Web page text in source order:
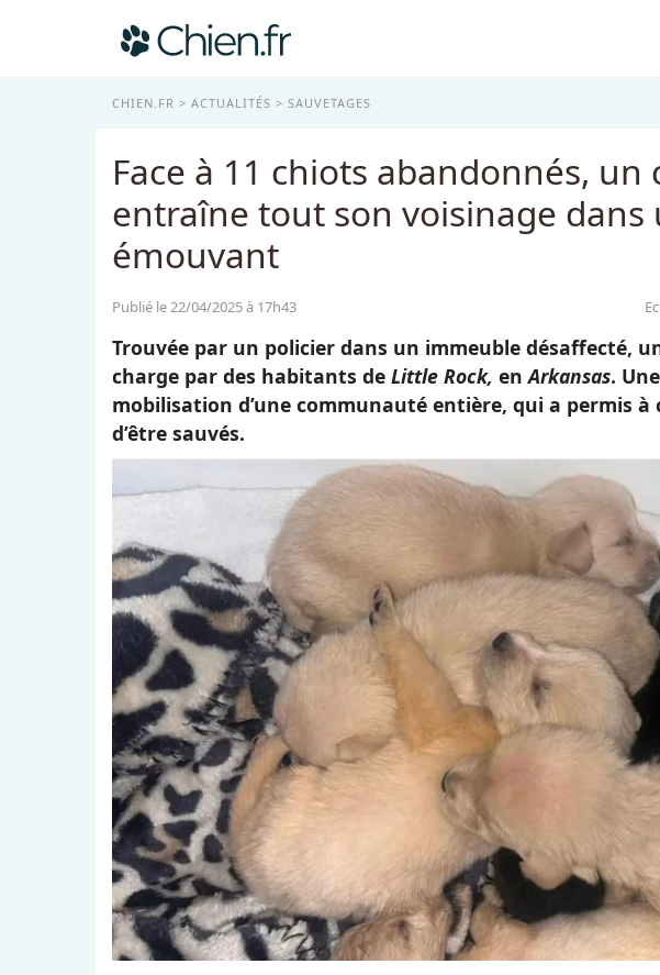
CHIEN.FR ACTUALITÉS SAUVETAGES
Face à 11 chiots abandonnés,
entraîne tout son voisinage dans
émouvant
Publié le 22/04/2025 à 17h43
Trouvée par un policier dans un immeuble désaffecté,
charge par des habitants de Little Rock, enArkansas.
mobilisation d’une communauté entière, qui a permis à
d’être sauvés.